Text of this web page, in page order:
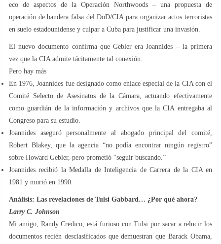
eco de aspectos de la Operación Northwoods – una propuesta de
operación de bandera falsa del DoD/CIA para organizar actos terroristas
en suelo estadounidense y culpar a Cuba para justificar una invasión.
El nuevo documento confirma que Gebler era Joannides – la primera
vez que la CIA admite tácitamente tal conexión.
Pero hay más
En 1976, Joannides fue designado como enlace especial de la CIA con el
Comité Selecto de Asesinatos de la Cámara, actuando efectivamente
como guardián de la información y archivos que la CIA entregaba al
Congreso para su estudio.
Joannides aseguró personalmente al abogado principal del comité,
Robert Blakey, que la agencia “no podía encontrar ningún registro”
sobre Howard Gebler, pero prometió “seguir buscando.”
Joannides recibió la Medalla de Inteligencia de Carrera de la CIA en
1981 y murió en 1990.
Análisis: Las revelaciones de Tulsi Gabbard… ¿Por qué ahora?
Larry C. Johnson
Mi amigo, Randy Credico, está furioso con Tulsi por sacar a relucir los
documentos recién desclasificados que demuestran que Barack Obama,